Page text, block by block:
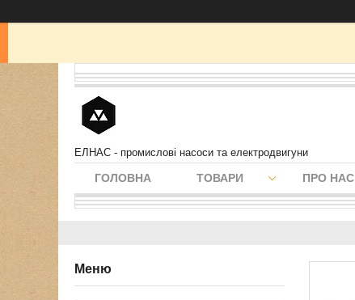
ЕЛНАС - промислові насоси та електродвигуни
ГОЛОВНА ТОВАРИ ПРО НАС